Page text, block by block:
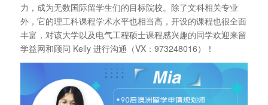
力，成为无数国际留学生们的目标院校。除了文科相关专业
外，它的理工科课程学术水平也相当高，开设的课程也很全面
丰富，对该大学以及电气工程硕士课程感兴趣的同学欢迎来留
学益网和顾问 Kelly 进行沟通（VX：973248016）！